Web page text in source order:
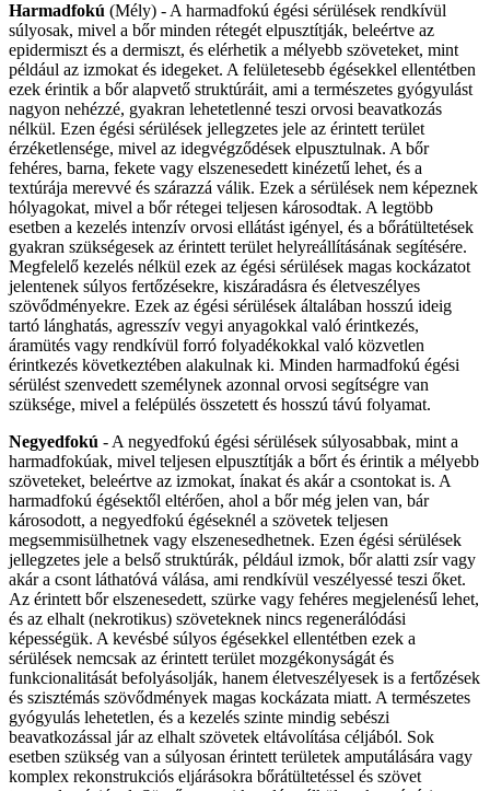
Harmadfokú (Mély) - A harmadfokú égési sérülések rendkívül
súlyosak, mivel a bőr minden rétegét elpusztítják, beleértve az
epidermiszt és a dermiszt, és elérhetik a mélyebb szöveteket, mint
például az izmokat és idegeket. A felületesebb égésekkel ellentétben
ezek érintik a bőr alapvető struktúráit, ami a természetes gyógyulást
nagyon nehézzé, gyakran lehetetlenné teszi orvosi beavatkozás
nélkül. Ezen égési sérülések jellegzetes jele az érintett terület
érzéketlensége, mivel az idegvégződések elpusztulnak. A bőr
fehéres, barna, fekete vagy elszenesedett kinézetű lehet, és a
textúrája merevvé és szárazzá válik. Ezek a sérülések nem képeznek
hólyagokat, mivel a bőr rétegei teljesen károsodtak. A legtöbb
esetben a kezelés intenzív orvosi ellátást igényel, és a bőrátültetések
gyakran szükségesek az érintett terület helyreállításának segítésére.
Megfelelő kezelés nélkül ezek az égési sérülések magas kockázatot
jelentenek súlyos fertőzésekre, kiszáradásra és életveszélyes
szövődményekre. Ezek az égési sérülések általában hosszú ideig
tartó lánghatás, agresszív vegyi anyagokkal való érintkezés,
áramütés vagy rendkívül forró folyadékokkal való közvetlen
érintkezés következtében alakulnak ki. Minden harmadfokú égési
sérülést szenvedett személynek azonnal orvosi segítségre van
szüksége, mivel a felépülés összetett és hosszú távú folyamat.
Negyedfokú - A negyedfokú égési sérülések súlyosabbak, mint a
harmadfokúak, mivel teljesen elpusztítják a bőrt és érintik a mélyebb
szöveteket, beleértve az izmokat, ínakat és akár a csontokat is. A
harmadfokú égésektől eltérően, ahol a bőr még jelen van, bár
károsodott, a negyedfokú égéseknél a szövetek teljesen
megsemmisülhetnek vagy elszenesedhetnek. Ezen égési sérülések
jellegzetes jele a belső struktúrák, például izmok, bőr alatti zsír vagy
akár a csont láthatóvá válása, ami rendkívül veszélyessé teszi őket.
Az érintett bőr elszenesedett, szürke vagy fehéres megjelenésű lehet,
és az elhalt (nekrotikus) szöveteknek nincs regenerálódási
képességük. A kevésbé súlyos égésekkel ellentétben ezek a
sérülések nemcsak az érintett terület mozgékonyságát és
funkcionalitását befolyásolják, hanem életveszélyesek is a fertőzések
és szisztémás szövődmények magas kockázata miatt. A természetes
gyógyulás lehetetlen, és a kezelés szinte mindig sebészi
beavatkozással jár az elhalt szövetek eltávolítása céljából. Sok
esetben szükség van a súlyosan érintett területek amputálására vagy
komplex rekonstrukciós eljárásokra bőrátültetéssel és szövet